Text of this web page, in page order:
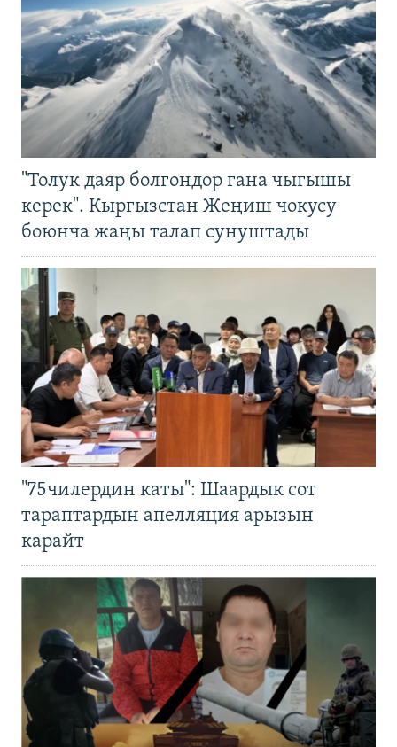
"Толук даяр болгондор гана чыгышы
керек". Кыргызстан Жеңиш чокусу
боюнча жаңы талап сунуштады
"75чилердин каты": Шаардык сот
тараптардын апелляция арызын
карайт